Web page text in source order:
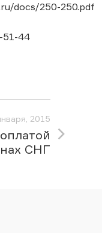
docs/250-250.pdf
51-44
2015
СНГ